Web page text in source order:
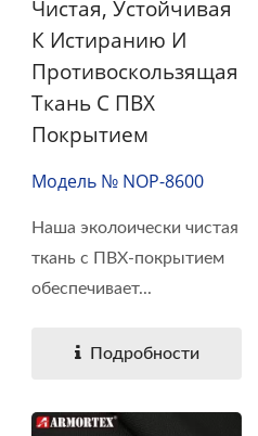
Чистая, Устойчивая
К Истиранию И
Противоскользящая
Ткань С ПВХ
Покрытием
Модель № NOP-8600
Наша эколоически чистая
ткань с ПВХ-покрытием
обеспечивает...
Подробности